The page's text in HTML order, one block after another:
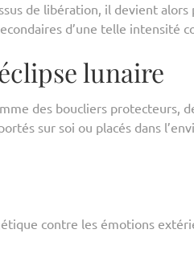
de libération, il devient
d’une telle intensité
lunaire
des boucliers protecteurs,
sur soi ou placés dans
contre les émotions